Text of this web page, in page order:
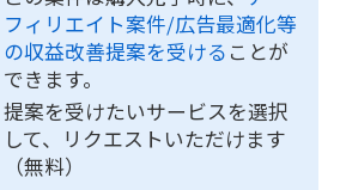
フィリエイト案件/広告最適化等
の収益改善提案を受ける ことが
できます。
提案を受けたいサービスを選択
して、リクエストいただけます
（無料）